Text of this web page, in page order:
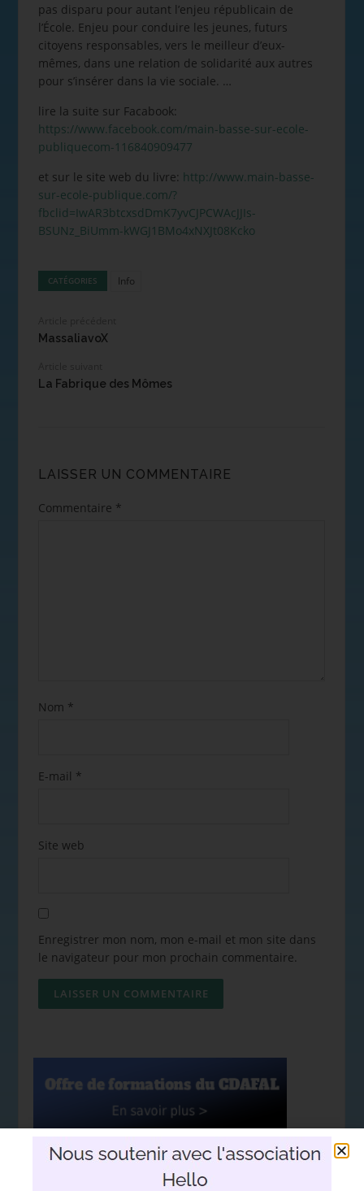
pas disparu pour autant l’enjeu républicain de
l’École. Enjeu pour conduire les jeunes, futurs
citoyens responsables, vers le meilleur d’eux-
mêmes, dans une relation de solidarité aux autres
pour s’insérer dans la vie sociale. …
lire la suite sur Facabook:
https://www.facebook.com/main-basse-sur-ecole-
publiquecom-116840909477
et sur le site web du livre: http://www.main-basse-
sur-ecole-publique.com/?
fbclid=IwAR3btcxsdDmK7yvCJPCWAcJJIs-
BSUNz_BiUmm-kWGJ1BMo4xNXJt08Kcko
CATÉGORIES Info
MassaliavoX
La Fabrique des Mômes
LAISSER UN COMMENTAIRE
Commentaire *
Nom *
E-mail *
Site web
Enregistrer mon nom, mon e-mail et mon site dans
le navigateur pour mon prochain commentaire.